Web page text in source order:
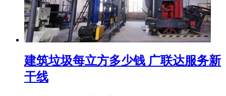
建筑垃圾每立方多少钱 广联达服务新
干线